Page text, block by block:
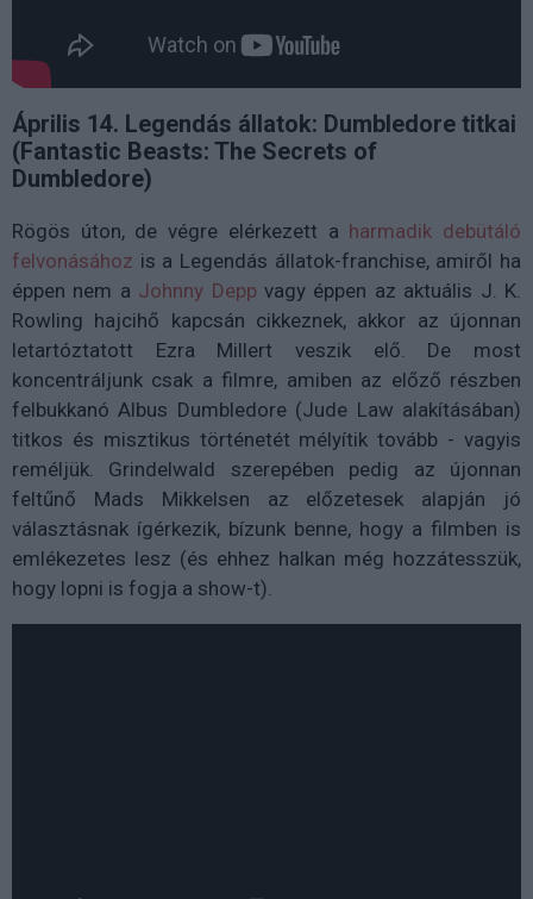
Április 14. Legendás állatok: Dumbledore titkai
(Fantastic Beasts: The Secrets of
Dumbledore)
Rögös úton, de végre elérkezett a harmadik debütáló
felvonásához is a Legendás állatok-franchise, amiről ha
éppen nem a Johnny Deppvagy éppen az aktuális J. K.
Rowling hajcihő kapcsán cikkeznek, akkor az újonnan
letartóztatott Ezra Millert veszik elő. De most
koncentráljunk csak a filmre, amiben az előző részben
felbukkanó Albus Dumbledore (Jude Law alakításában)
titkos és misztikus történetét mélyítik tovább - vagyis
reméljük. Grindelwald szerepében pedig az újonnan
feltűnő Mads Mikkelsen az előzetesek alapján jó
választásnak ígérkezik, bízunk benne, hogy a filmben is
emlékezetes lesz (és ehhez halkan még hozzátesszük,
hogy lopni is fogja a show-t).